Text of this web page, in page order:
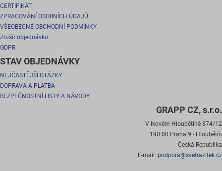
CERTIFIKÁT
ZPRACOVÁNÍ OSOBNÍCH ÚDAJŮ
VŠEOBECNÉ OBCHODNÍ PODMÍNKY
Zrušit objednávku
GDPR
STAV OBJEDNÁVKY
NEJČASTĚJŠÍ OTÁZKY
DOPRAVA A PLATBA
BEZPEČNOSTNÍ LISTY A NÁVODY
GRAPP CZ, s.r.o.
V Novém Hloubětíně 874/12
190 00 Praha 9 - Hloubětín
Česká Republika
E-mail: podpora@svetrazitek.cz